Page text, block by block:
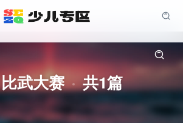
一年级
五年级
比武大赛 共1篇